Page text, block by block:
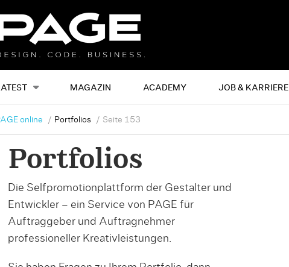
MAGAZIN ACADEMY JOB & KARRIERE
online Portfolios Seite 153
Portfolios
Die Selfpromotionplattform der Gestalter und
Entwickler – ein Service von PAGE für
Auftraggeber und Auftragnehmer
professioneller Kreativleistungen.